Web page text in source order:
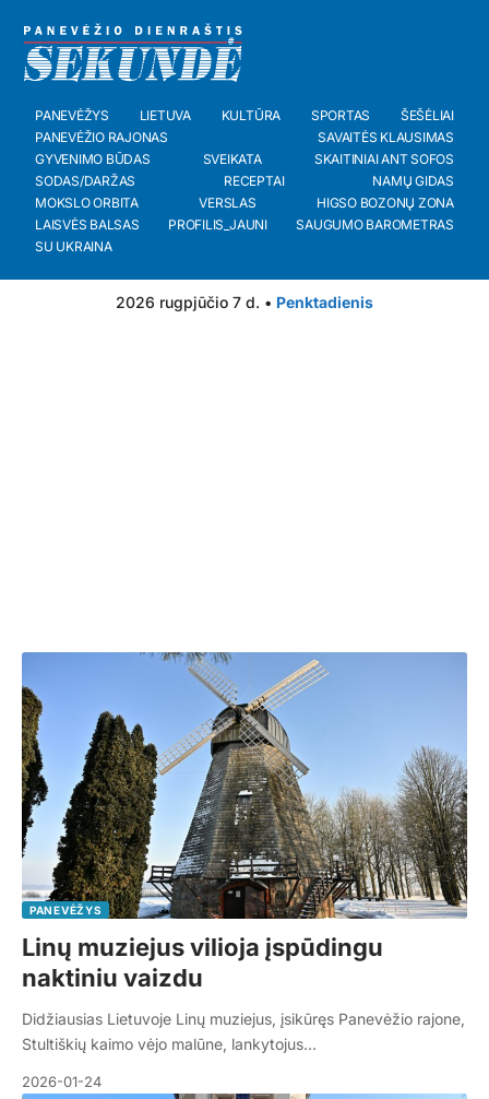
PANEVĖŽYS LIETUVA KULTŪRA SPORTAS
ŠEŠĖLIAI
PANEVĖŽIO RAJONAS
SAVAITĖS KLAUSIMAS
GYVENIMO BŪDAS
SVEIKATA
SKAITINIAI ANT SOFOS
SODAS/DARŽAS
RECEPTAI
NAMŲ GIDAS
MOKSLO ORBITA
VERSLAS
HIGSO BOZONŲ ZONA
LAISVĖS BALSAS
PROFILIS_JAUNI
SAUGUMO BAROMETRAS
SU UKRAINA
2026 rugpjūčio 7 d. • Penktadienis
PANEVĖŽYS
Linų muziejus vilioja įspūdingu
naktiniu vaizdu
Didžiausias Lietuvoje Linų muziejus, įsikūręs Panevėžio rajone,
Stultiškių kaimo vėjo malūne, lankytojus…
2026-01-24